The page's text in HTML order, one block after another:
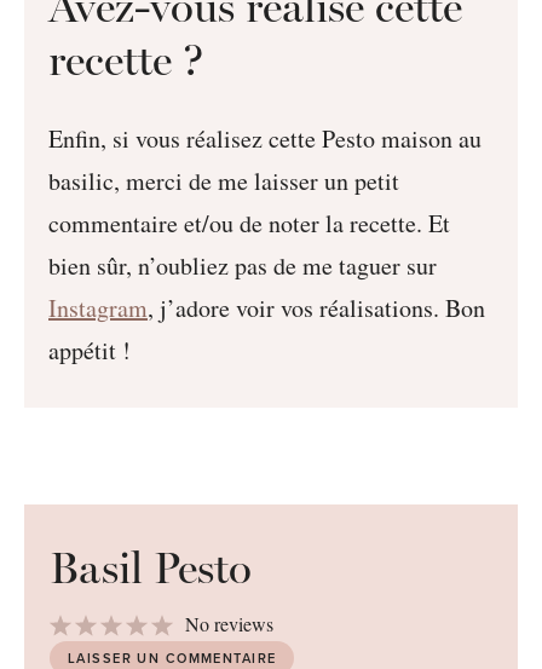
recette ?
Enfin, si vous réalisez cette Pesto maison au
basilic, merci de me laisser un petit
commentaire et/ou de noter la recette. Et
bien sûr, n’oubliez pas de me taguer sur
Instagram, j’adore voir vos réalisations. Bon
appétit !
Basil Pesto
Stars
4
Stars
3
Stars
2
Stars
1
Star
No reviews
LAISSER UN COMMENTAIRE